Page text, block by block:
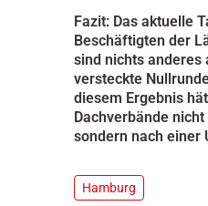
Fazit: Das aktuelle
Beschäftigten der
sind nichts anderes
versteckte
diesem Ergebnis
Dachverbände
sondern nach einer
Hamburg